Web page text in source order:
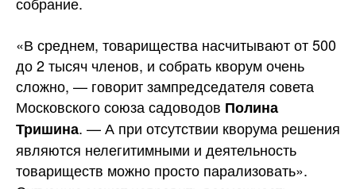
«В среднем, товарищества насчитывают от 500
до 2 тысяч членов, и собрать кворум очень
сложно, — говорит зампредседателя совета
Московского союза садоводов Полина
Тришина. — А при отсутствии кворума решения
являются нелегитимными и деятельность
товариществ можно просто парализовать».